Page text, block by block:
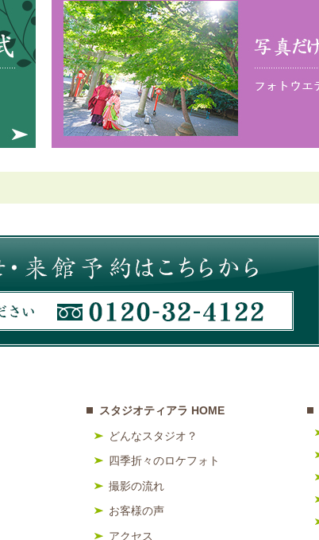
スタジオティアラ HOME
どんなスタジオ？
四季折々のロケフォト
撮影の流れ
お客様の声
アクセス